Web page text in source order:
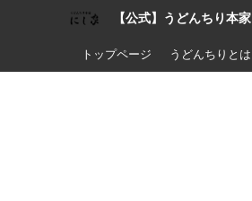
【公式】うどんちり本
トップページ うどんちりとは